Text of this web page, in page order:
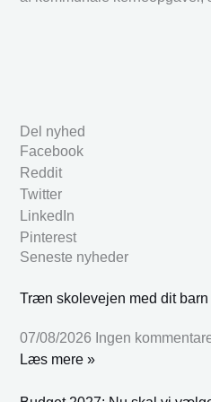
Del nyhed
Facebook
Reddit
Twitter
LinkedIn
Pinterest
Seneste nyheder
Træn skolevejen med dit
07/08/2026 Ingen
Læs mere »